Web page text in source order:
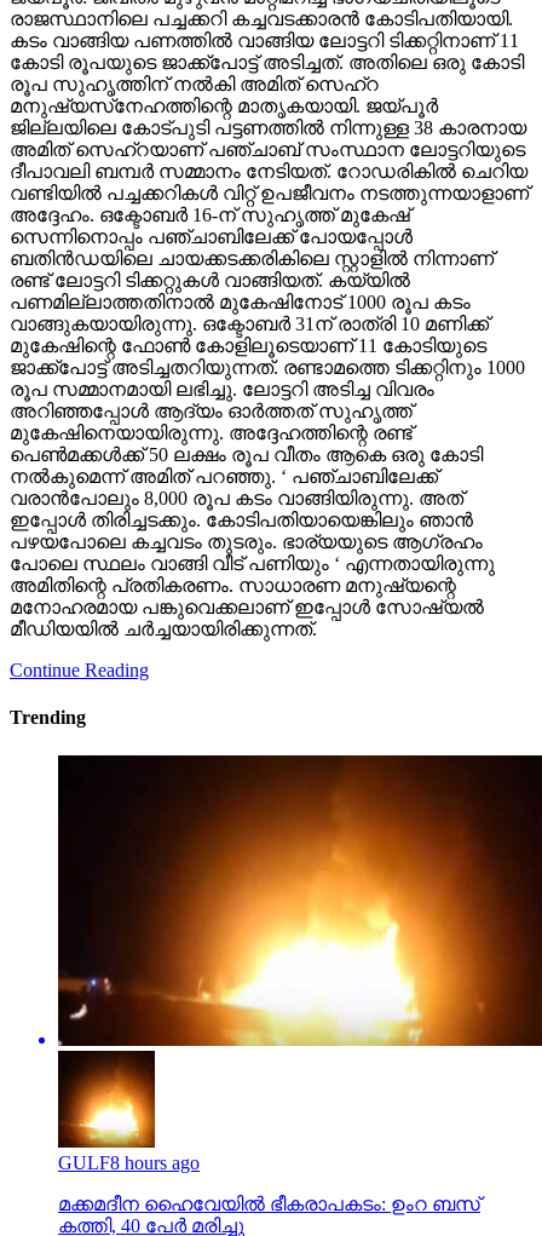
രാജസ്ഥാനിലെ പച്ചക്കറി കച്ചവടക്കാരന്‍ കോടിപതിയായി.
കടം വാങ്ങിയ പണത്തില്‍ വാങ്ങിയ ലോട്ടറി ടിക്കറ്റിനാണ് 11
കോടി രൂപയുടെ ജാക്ക്‌പോട്ട് അടിച്ചത്. അതിലെ ഒരു കോടി
രൂപ സുഹൃത്തിന് നല്‍കി അമിത് സെഹ്‌റ
മനുഷ്യസ്‌നേഹത്തിന്റെ മാതൃകയായി. ജയ്പൂര്‍
ജില്ലയിലെ കോട്പുടി പട്ടണത്തില്‍ നിന്നുള്ള 38 കാരനായ
അമിത് സെഹ്‌റയാണ് പഞ്ചാബ് സംസ്ഥാന ലോട്ടറിയുടെ
ദീപാവലി ബമ്പര്‍ സമ്മാനം നേടിയത്. റോഡരികില്‍ ചെറിയ
വണ്ടിയില്‍ പച്ചക്കറികള്‍ വിറ്റ് ഉപജീവനം നടത്തുന്നയാളാണ്
അദ്ദേഹം. ഒക്ടോബര്‍ 16-ന് സുഹൃത്ത് മുകേഷ്
സെന്നിനൊപ്പം പഞ്ചാബിലേക്ക് പോയപ്പോള്‍
ബതിന്‍ഡയിലെ ചായക്കടക്കരികിലെ സ്റ്റാളില്‍ നിന്നാണ്
രണ്ട് ലോട്ടറി ടിക്കറ്റുകള്‍ വാങ്ങിയത്. കയ്യില്‍
പണമില്ലാത്തതിനാല്‍ മുകേഷിനോട് 1000 രൂപ കടം
വാങ്ങുകയായിരുന്നു. ഒക്ടോബര്‍ 31ന് രാത്രി 10 മണിക്ക്
മുകേഷിന്റെ ഫോണ്‍ കോളിലൂടെയാണ് 11 കോടിയുടെ
ജാക്ക്‌പോട്ട് അടിച്ചതറിയുന്നത്. രണ്ടാമത്തെ ടിക്കറ്റിനും 1000
രൂപ സമ്മാനമായി ലഭിച്ചു. ലോട്ടറി അടിച്ച വിവരം
അറിഞ്ഞപ്പോള്‍ ആദ്യം ഓര്‍ത്തത് സുഹൃത്ത്
മുകേഷിനെയായിരുന്നു. അദ്ദേഹത്തിന്റെ രണ്ട്
പെണ്‍മക്കള്‍ക്ക് 50 ലക്ഷം രൂപ വീതം ആകെ ഒരു കോടി
നല്‍കുമെന്ന് അമിത് പറഞ്ഞു. ‘ പഞ്ചാബിലേക്ക്
വരാന്‍പോലും 8,000 രൂപ കടം വാങ്ങിയിരുന്നു. അത്
ഇപ്പോള്‍ തിരിച്ചടക്കും. കോടിപതിയായെങ്കിലും ഞാന്‍
പഴയപോലെ കച്ചവടം തുടരും. ഭാര്യയുടെ ആഗ്രഹം
പോലെ സ്ഥലം വാങ്ങി വീട് പണിയും ‘ എന്നതായിരുന്നു
അമിതിന്റെ പ്രതികരണം. സാധാരണ മനുഷ്യന്റെ
മനോഹരമായ പങ്കുവെക്കലാണ് ഇപ്പോള്‍ സോഷ്യല്‍
മീഡിയയില്‍ ചര്‍ച്ചയായിരിക്കുന്നത്.
Continue Reading
Trending
GULF8 hours ago
മക്കമദീന ഹൈവേയില്‍ ഭീകരാപകടം: ഉംറ ബസ്
കത്തി, 40 പേര്‍ മരിച്ചു